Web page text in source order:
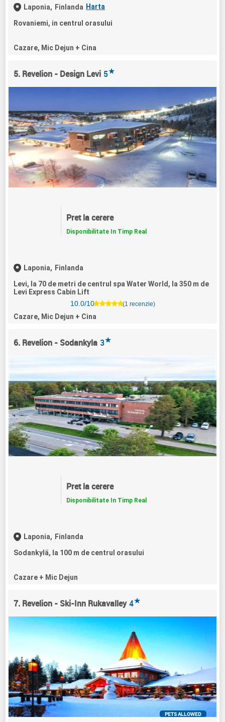
Laponia, Finlanda Harta
Rovaniemi, in centrul orasului
Cazare, Mic Dejun + Cina
5. Revelion - Design Levi 5★
Pret la cerere
Disponibilitate In Timp Real
Laponia, Finlanda
Levi, la 70 de metri de centrul spa Water World, la 350 m de
Levi Express Cabin Lift
10.0/10
(1 recenzie)
Cazare, Mic Dejun + Cina
6. Revelion - Sodankyla 3★
Pret la cerere
Disponibilitate In Timp Real
Laponia, Finlanda
Sodankylä, la 100 m de centrul orasului
Cazare + Mic Dejun
7. Revelion - Ski-Inn Rukavalley 4★
PETS ALLOWED